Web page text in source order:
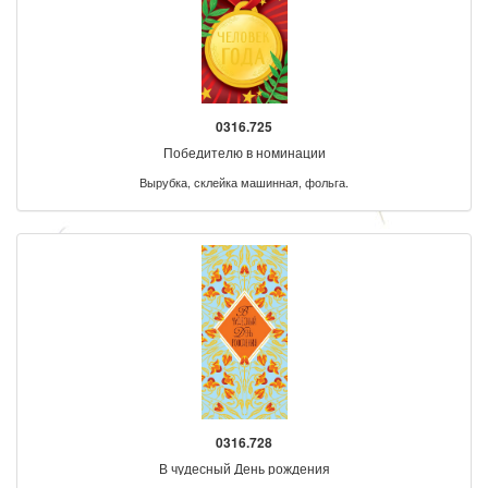
0316.725
Победителю в номинации
Вырубка, склейка машинная, фольга.
0316.728
В чудесный День рождения